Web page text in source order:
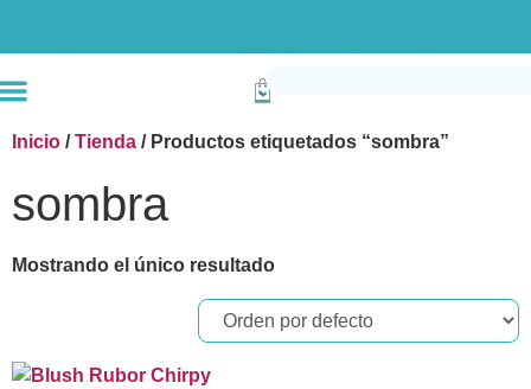
Inicio /Tienda / Productos etiquetados “sombra”
sombra
Mostrando el único resultado